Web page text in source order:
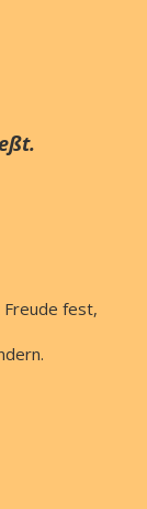
Freude fest,